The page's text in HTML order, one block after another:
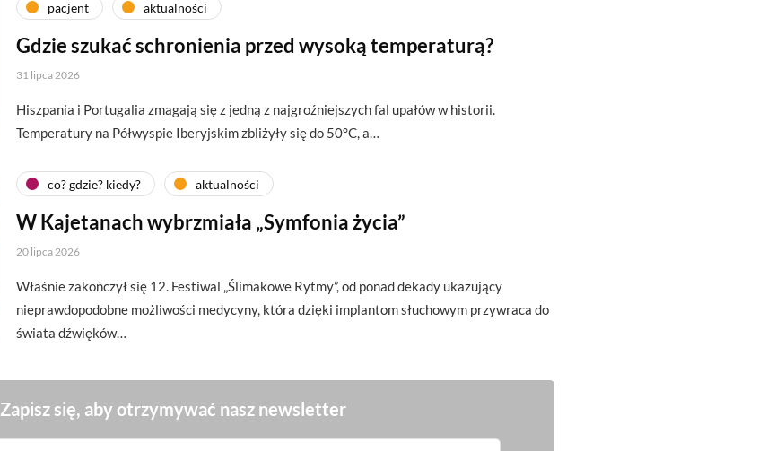
pacjent aktualności
Gdzie szukać schronienia przed wysoką temperaturą?
31 lipca 2026
Hiszpania i Portugalia zmagają się z jedną z najgroźniejszych fal upałów w historii.
Temperatury na Półwyspie Iberyjskim zbliżyły się do 50°C, a…
co? gdzie? kiedy? aktualności
W Kajetanach wybrzmiała „Symfonia życia”
20 lipca 2026
Właśnie zakończył się 12. Festiwal „Ślimakowe Rytmy”, od ponad dekady ukazujący
nieprawdopodobne możliwości medycyny, która dzięki implantom słuchowym przywraca do
świata dźwięków…
Zapisz się, aby otrzymywać nasz newsletter